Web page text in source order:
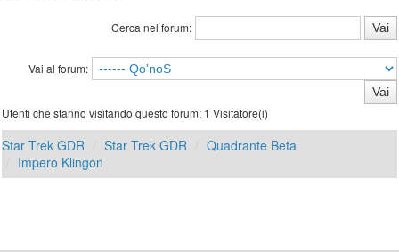
Cerca nel forum:
Vai al forum:
Utenti che stanno visitando questo forum: 1 Visitatore(i)
Star Trek GDR Star Trek GDR
Quadrante Beta
Impero Klingon